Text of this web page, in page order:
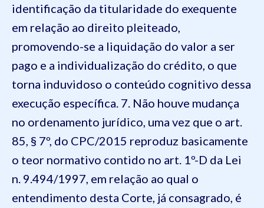
identificação da titularidade do exequente
em relação ao direito pleiteado,
promovendo-se a liquidação do valor a ser
pago e a individualização do crédito, o que
torna induvidoso o conteúdo cognitivo dessa
execução específica. 7. Não houve mudança
no ordenamento jurídico, uma vez que o art.
85, § 7º, do CPC/2015 reproduz basicamente
o teor normativo contido no art. 1º-D da Lei
n. 9.494/1997, em relação ao qual o
entendimento desta Corte, já consagrado, é